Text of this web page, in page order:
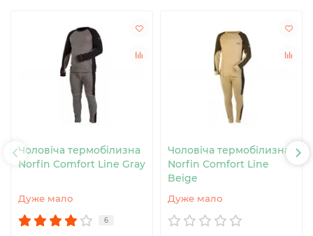
Чоловіча термобілизна
Norfin Comfort Line Gray
Дуже мало
6
Чоловіча термобілизна
Norfin Comfort Line
Beige
Дуже мало